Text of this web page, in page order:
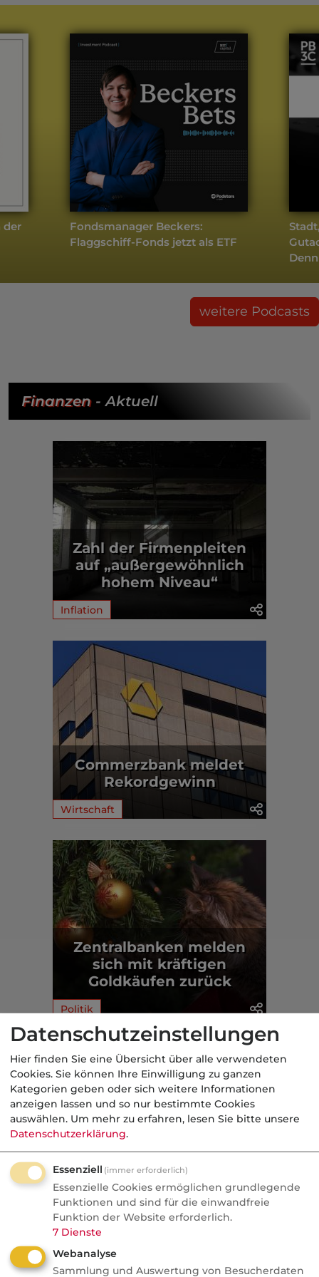
der
Fondsmanager Beckers:
Flaggschiff-Fonds jetzt als ETF
weitere Podcasts
Finanzen- Aktuell
Zahl der Firmenpleiten
auf „außergewöhnlich
hohem Niveau“
Inflation
Commerzbank meldet
Rekordgewinn
Wirtschaft
Zentralbanken melden
sich mit kräftigen
Goldkäufen zurück
Politik
Aus der dvb-Redaktion
Politik
Nachrichten
Sorgen um Deutschlands
Kreditwürdigkeit
Die Bundesrepublik gehört zu den rund
einem Dutzend Staaten weltweit, denen
die Ratingagenturen mit der Bestnote
AAA höchste Zahlungsfähigkeit
bescheinigen. Diese Einstufung könnte
Datenschutzeinstellungen
Hier finden Sie eine Übersicht über alle verwendeten
Cookies. Sie können Ihre Einwilligung zu ganzen
Kategorien geben oder sich weitere Informationen
anzeigen lassen und so nur bestimmte Cookies
auswählen. Um mehr zu erfahren, lesen Sie bitte unsere
Datenschutzerklärung.
Essenziell (immer erforderlich)
Essenzielle Cookies ermöglichen grundlegende
Funktionen und sind für die einwandfreie
Funktion der Website erforderlich.
7 Dienste
Webanalyse
Sammlung und Auswertung von Besucherdaten